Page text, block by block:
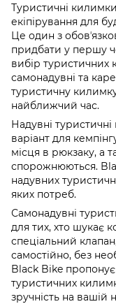
Туристичні
екіпірування для
Це один з
придбати у першу
вибір туристичних
самонадувні та
туристичну
найближчий час.
Надувні
варіант для
місця в рюкзаку, а
спорожнюються.
надувних
яких потреб.
Самонадувні
для тих, хто шукає
спеціальний
самостійно, без
Black Bike
туристичних
зручність на вашій